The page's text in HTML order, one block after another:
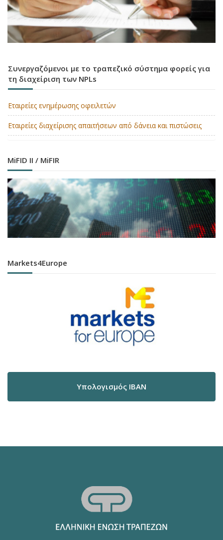
Συνεργαζόμενοι με το τραπεζικό σύστημα φορείς για
τη διαχείριση των NPLs
Εταιρείες ενημέρωσης οφειλετών
Εταιρείες διαχείρισης απαιτήσεων από δάνεια και πιστώσεις
MiFID II / MiFIR
Markets4Europe
Υπολογισμός IBAN